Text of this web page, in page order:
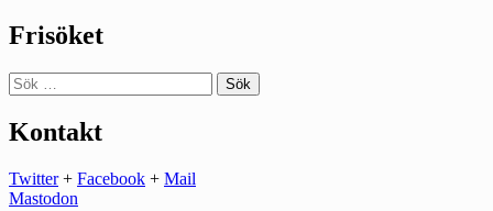
Frisöket
Sök
efter:
Kontakt
Twitter+ Facebook + Mail
Mastodon